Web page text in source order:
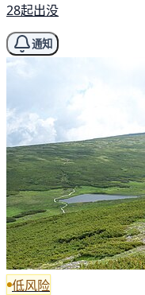
28起出没
通知
低风险